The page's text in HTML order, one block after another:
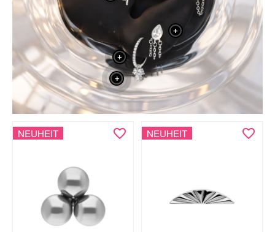
+
+
+
NEUHEIT NEUHEIT